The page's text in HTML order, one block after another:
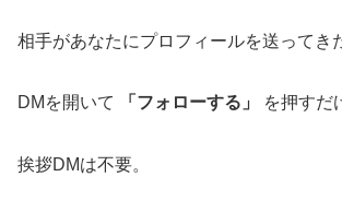
相手があなたにプロフィールを送ってき
DMを開いて 「フォローする」 を押すだ
挨拶DMは不要。